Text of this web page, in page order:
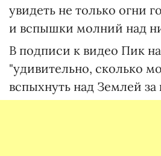
увидеть не только огни
и вспышки молний над
В подписи к видео Пик
"удивительно, сколько
вспыхнуть над Землей за